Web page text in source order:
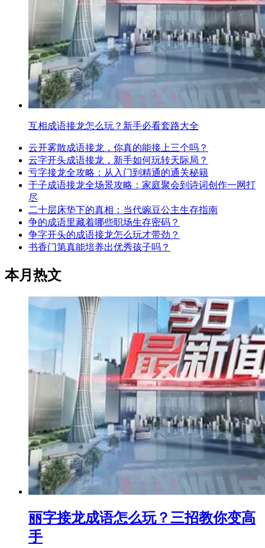
互相成语接龙怎么玩？新手必看套路大全
云开雾散成语接龙，你真的能接上三个吗？
云字开头成语接龙，新手如何玩转天际局？
亏字接龙全攻略：从入门到精通的通关秘籍
于子成语接龙全场景攻略：家庭聚会到诗词创作一网打
尽
二十层床垫下的真相：当代豌豆公主生存指南
争的成语里藏着哪些职场生存密码？
争字开头的成语接龙怎么玩才带劲？
书香门第真能培养出优秀孩子吗？
本月热文
丽字接龙成语怎么玩？三招教你变高
手